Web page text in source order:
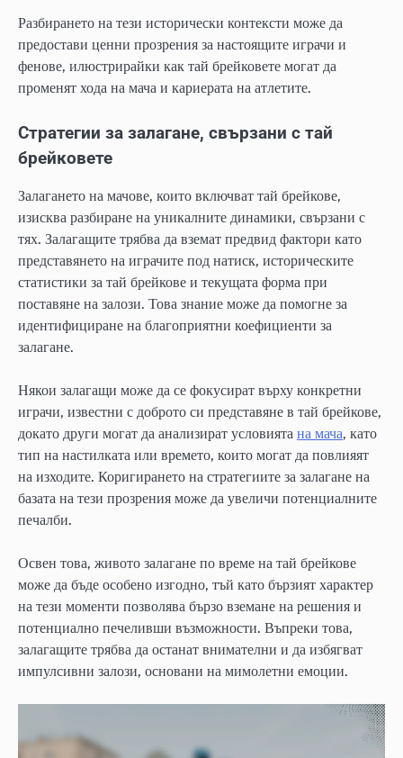
Разбирането на тези исторически контексти може да
предостави ценни прозрения за настоящите играчи и
фенове, илюстрирайки как тай брейковете могат да
променят хода на мача и кариерата на атлетите.
Стратегии за залагане, свързани с тай
брейковете
Залагането на мачове, които включват тай брейкове,
изисква разбиране на уникалните динамики, свързани с
тях. Залагащите трябва да вземат предвид фактори като
представянето на играчите под натиск, историческите
статистики за тай брейкове и текущата форма при
поставяне на залози. Това знание може да помогне за
идентифициране на благоприятни коефициенти за
залагане.
Някои залагащи може да се фокусират върху конкретни
играчи, известни с доброто си представяне в тай брейкове,
докато други могат да анализират условията на мача, като
тип на настилката или времето, които могат да повлияят
на изходите. Коригирането на стратегиите за залагане на
базата на тези прозрения може да увеличи потенциалните
печалби.
Освен това, живото залагане по време на тай брейкове
може да бъде особено изгодно, тъй като бързият характер
на тези моменти позволява бързо вземане на решения и
потенциално печеливши възможности. Въпреки това,
залагащите трябва да останат внимателни и да избягват
импулсивни залози, основани на мимолетни емоции.